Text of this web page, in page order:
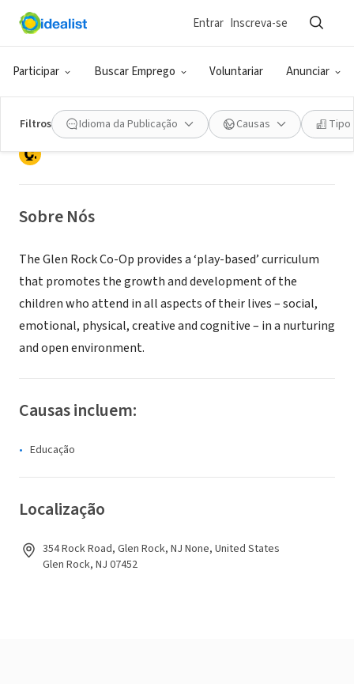
Participar Buscar Emprego Voluntariar Anunciar
Entrar Inscreva-se
Filtros Idioma da Publicação Causas Tipo
ONG (SETOR SOCIAL)
Glen Rock Cooperative Nursery
School
Glen Rock, NJ
Sobre Nós
The Glen Rock Co-Op provides a ‘play-based’ curriculum
that promotes the growth and development of the
children who attend in all aspects of their lives – social,
emotional, physical, creative and cognitive – in a nurturing
and open environment.
Causas incluem:
Educação
Localização
354 Rock Road, Glen Rock, NJ None, United States
Glen Rock, NJ 07452